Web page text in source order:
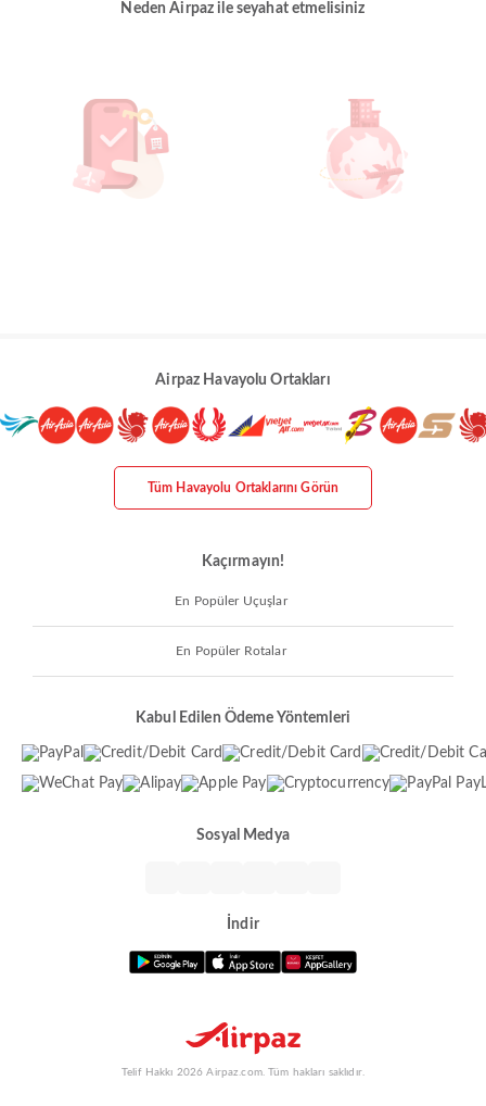
Neden Airpaz ile seyahat etmelisiniz
Airpaz Havayolu Ortakları
Tüm Havayolu Ortaklarını Görün
Kaçırmayın!
En Popüler Uçuşlar
En Popüler Rotalar
Kabul Edilen Ödeme Yöntemleri
Sosyal Medya
İndir
Telif Hakkı 2026 Airpaz.com. Tüm hakları saklıdır.